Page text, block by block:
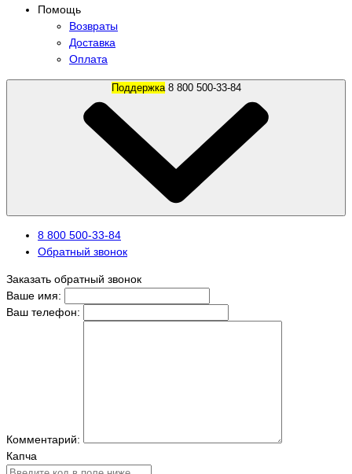
Помощь
Возвраты
Доставка
Оплата
Поддержка 8 800 500-33-84
8 800 500-33-84
Обратный звонок
Заказать обратный звонок
Ваше имя:
Ваш телефон:
Комментарий:
Капча